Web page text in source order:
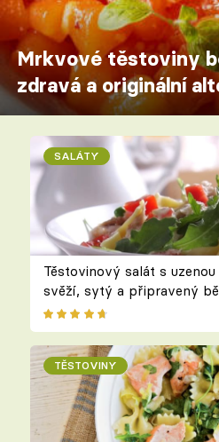
Mrkvové těstoviny
zdravá a originální
SALÁTY
Těstovinový salát s
svěží, sytý a připravený
TĚSTOVINY